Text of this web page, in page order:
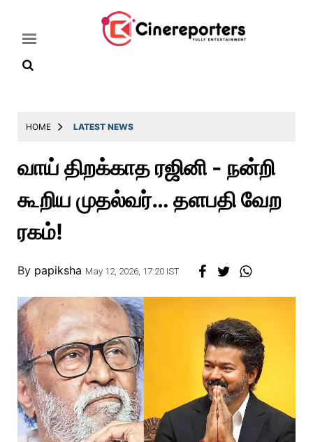
Home
News
Throwback
Reviews
Photos
Story
HOME LATEST NEWS
வாய் திறக்காத ரஜினி - நன்றி
கூறிய முதல்வர்… தளபதி வேற
ரகம்!
By papiksha May 12, 2026, 17:20 IST